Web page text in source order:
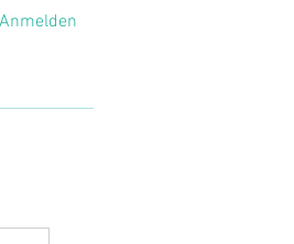
Anmelden